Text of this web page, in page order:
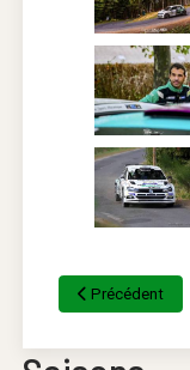
Précédent